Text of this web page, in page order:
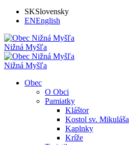
SKSlovensky
ENEnglish
Nižná Myšľa
Nižná Myšľa
Obec
O Obci
Pamiatky
Kláštor
Kostol sv. Mikuláša
Kaplnky
Kríže